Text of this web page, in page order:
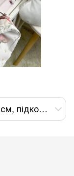
Простинь на резинці 80х160х15 см, підковдра 110х140 см, наволочка 40х60 см